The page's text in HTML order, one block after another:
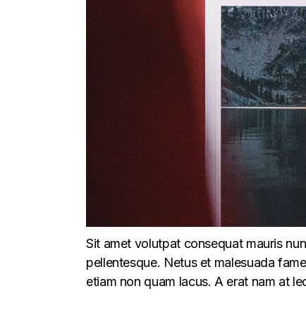
Sit amet volutpat consequat mauris
pellentesque. Netus et malesuada
etiam non quam lacus. A erat nam at